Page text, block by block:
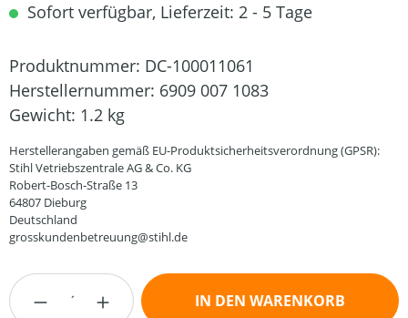
Sofort verfügbar, Lieferzeit: 2 - 5 Tage
Produktnummer: DC-100011061
Herstellernummer: 6909 007 1083
Gewicht: 1.2 kg
Herstellerangaben gemäß EU-Produktsicherheitsverordnung (GPSR):
Stihl Vetriebszentrale AG & Co. KG
Robert-Bosch-Straße 13
64807 Dieburg
Deutschland
grosskundenbetreuung@stihl.de
Produkt Anzahl: Gib den gewünschten
IN DEN WARENKORB